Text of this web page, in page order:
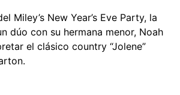
Miley’s New Year’s Eve Party, la
dúo con su hermana menor, Noah
el clásico country “Jolene”